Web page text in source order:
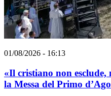
01/08/2026 - 16:13
«Il cristiano non
la Messa del Primo